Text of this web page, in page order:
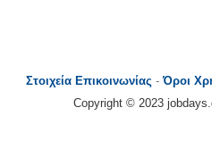
Στοιχεία Επικοινωνίας -Όροι
Copyright © 2023